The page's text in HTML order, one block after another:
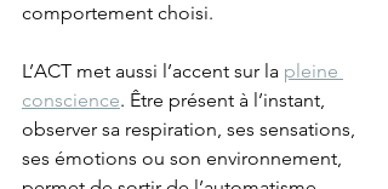
comportement choisi.
L’ACT met aussi l’accent sur la pleine
conscience. Être présent à l’instant,
observer sa respiration, ses sensations,
ses émotions ou son environnement,